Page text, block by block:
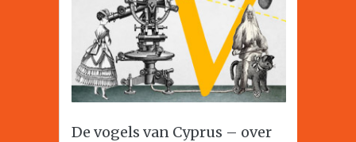
De vogels van Cyprus – over